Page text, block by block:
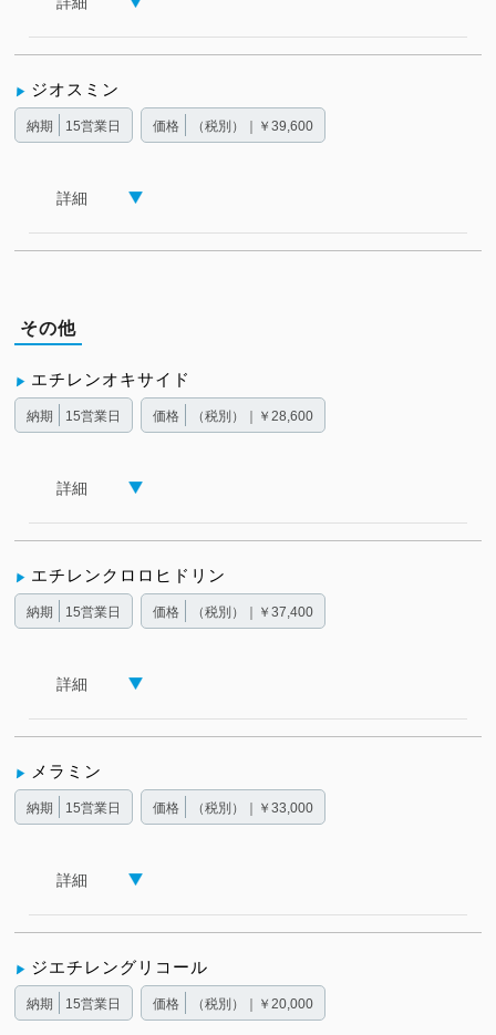
ジオスミン
納期 15営業日 価格 （税別）｜￥39,600
詳細
その他
エチレンオキサイド
納期 15営業日 価格 （税別）｜￥28,600
詳細
エチレンクロロヒドリン
納期 15営業日 価格 （税別）｜￥37,400
詳細
メラミン
納期 15営業日 価格 （税別）｜￥33,000
詳細
ジエチレングリコール
納期 15営業日 価格 （税別）｜￥20,000